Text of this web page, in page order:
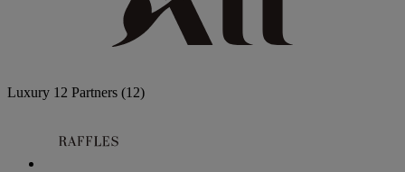
Luxury 12 Partners (12)